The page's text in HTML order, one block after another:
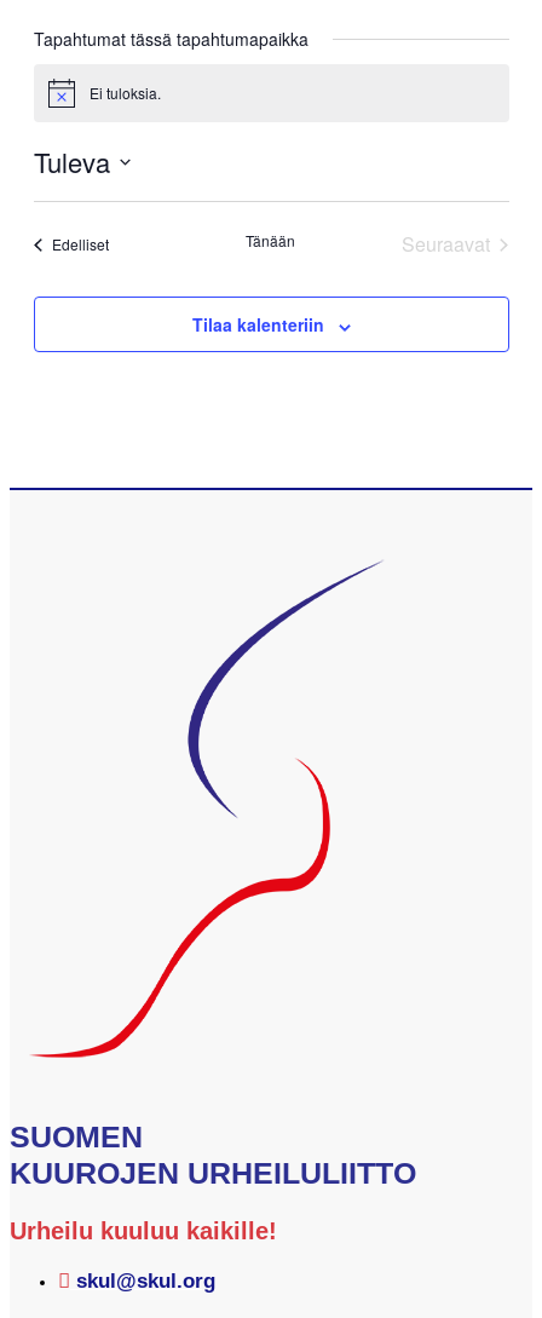
Tapahtumat tässä tapahtumapaikka
Notice Ei tuloksia.
Tuleva
EdellisetTapahtumat Tänään
Seuraavat
Tilaa kalenteriin
SUOMEN
KUUROJEN URHEILULIITTO
Urheilu kuuluu kaikille!
skul@skul.org